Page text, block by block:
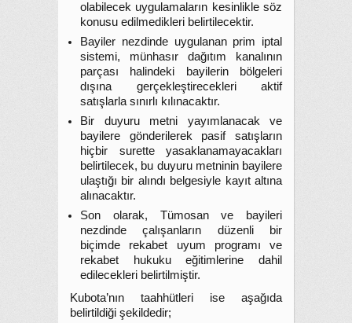
olabilecek uygulamaların kesinlikle söz
konusu edilmedikleri belirtilecektir.
Bayiler nezdinde uygulanan prim iptal
sistemi, münhasır dağıtım kanalının
parçası halindeki bayilerin bölgeleri
dışına gerçekleştirecekleri aktif
satışlarla sınırlı kılınacaktır.
Bir duyuru metni yayımlanacak ve
bayilere gönderilerek pasif satışların
hiçbir surette yasaklanamayacakları
belirtilecek, bu duyuru metninin bayilere
ulaştığı bir alındı belgesiyle kayıt altına
alınacaktır.
Son olarak, Tümosan ve bayileri
nezdinde çalışanların düzenli bir
biçimde rekabet uyum programı ve
rekabet hukuku eğitimlerine dahil
edilecekleri belirtilmiştir.
Kubota’nın taahhütleri ise aşağıda
belirtildiği şekildedir;